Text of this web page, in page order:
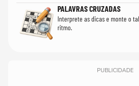
PALAVRAS CRUZADAS
Interprete as dicas e monte o
ritmo.
PUBLICIDADE